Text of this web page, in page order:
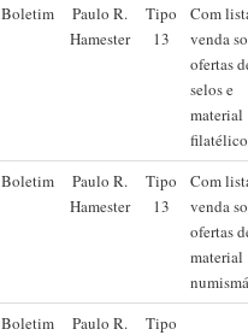
Boletim
Paulo R.
Hamester
Tipo
13
Com
venda
ofertas
selos e
material
Boletim
Paulo R.
Hamester
Tipo
13
Com
venda
ofertas
material
Boletim
Paulo R.
Tipo